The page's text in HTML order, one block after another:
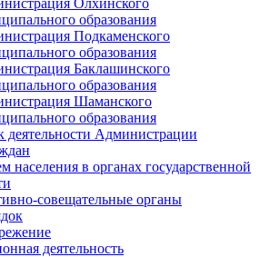
образования
Подкаменского
образования
Баклашинского
образования
Шаманского
образования
деятельности Администрации
населения в органах государственной
совещательные органы
деятельность